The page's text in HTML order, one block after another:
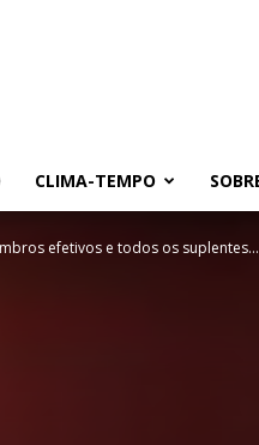
CLIMA-TEMPO
efetivos e todos os suplentes...